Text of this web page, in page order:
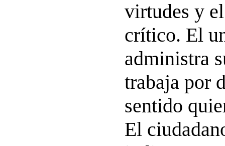
virtudes y
crítico. El
administra
trabaja por
sentido
El